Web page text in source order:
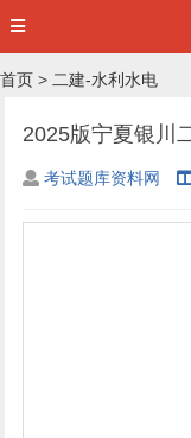
首页 > 二建-水利水电
2025版宁夏银川
考试题库资料网